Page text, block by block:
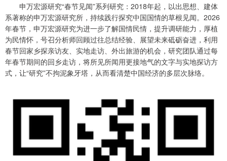
申万宏源研究“春节见闻”系列研究：2018年起，以出思想、建体
系著称的申万宏源研究所，持续践行探究中国国情的草根见闻。2026
年春节，申万宏源研究为进一步了解国情民情，提升调研能力，厚植
为民情怀，号召分析师回顾过往总结经验、展望未来砥砺奋进，利用
春节回家乡探亲访友、实地走访、外出旅游的机会，研究团队通过每
年春节期间的回乡走访，将所见所闻用更接地气的文字与实地探访方
式，让“研究”不拘泥象牙塔，从而看清楚中国经济的多层次脉络。